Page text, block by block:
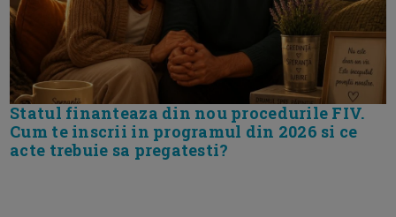
Statul finanteaza din nou procedurile FIV.
Cum te inscrii in programul din 2026 si ce
acte trebuie sa pregatesti?